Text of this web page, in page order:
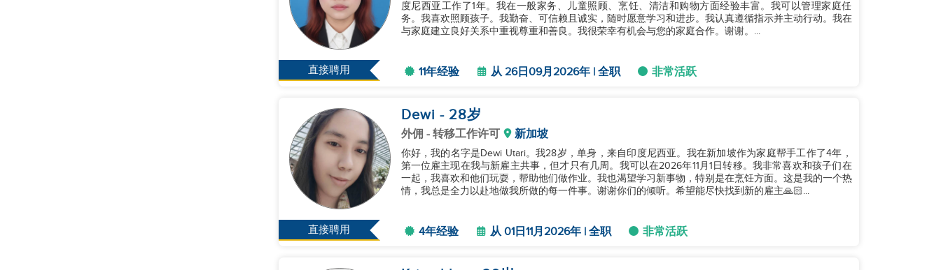
直接聘用
度尼西亚工作了1年。我在一般家务、儿童照顾、烹饪、清洁和购物方面经验丰富。我可以管理家庭任
务。我喜欢照顾孩子。我勤奋、可信赖且诚实，随时愿意学习和进步。我认真遵循指示并主动行动。我在
与家庭建立良好关系中重视尊重和善良。我很荣幸有机会与您的家庭合作。谢谢。...
11年经验 从 26日09月2026年 | 全职 非常活跃
直接聘用
Dewi - 28岁
外佣 - 转移工作许可 新加坡
你好，我的名字是Dewi Utari。我28岁，单身，来自印度尼西亚。我在新加坡作为家庭帮手工作了4年，
第一位雇主现在我与新雇主共事，但才只有几周。我可以在2026年11月1日转移。我非常喜欢和孩子们在
一起，我喜欢和他们玩耍，帮助他们做作业。我也渴望学习新事物，特别是在烹饪方面。这是我的一个热
情，我总是全力以赴地做我所做的每一件事。谢谢你们的倾听。希望能尽快找到新的雇主🙏🏻...
4年经验 从 01日11月2026年 | 全职 非常活跃